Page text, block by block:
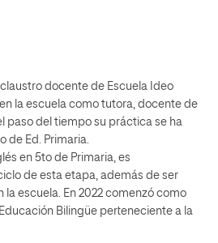
docente de Escuela Ideo
la escuela como tutora, docente de
paso del tiempo su práctica se ha
de Ed. Primaria.
en 5to de Primaria, es
de esta etapa, además de ser
escuela. En 2022 comenzó como
Bilingüe perteneciente a la